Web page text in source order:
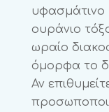
υφασμάτινο
ουράνιο
ωραίο
όμορφα το
Αν